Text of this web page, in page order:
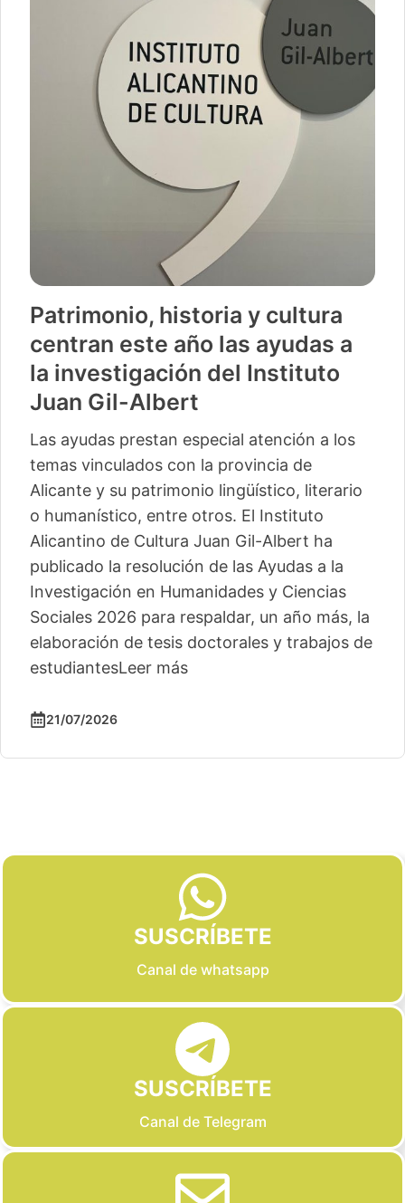
Patrimonio, historia y cultura
centran este año las ayudas a
la investigación del Instituto
Juan Gil-Albert
Las ayudas prestan especial atención a los
temas vinculados con la provincia de
Alicante y su patrimonio lingüístico, literario
o humanístico, entre otros. El Instituto
Alicantino de Cultura Juan Gil-Albert ha
publicado la resolución de las Ayudas a la
Investigación en Humanidades y Ciencias
Sociales 2026 para respaldar, un año más, la
elaboración de tesis doctorales y trabajos de
estudiantesLeer más
21/07/2026
SUSCRÍBETE
Canal de whatsapp
SUSCRÍBETE
Canal de Telegram